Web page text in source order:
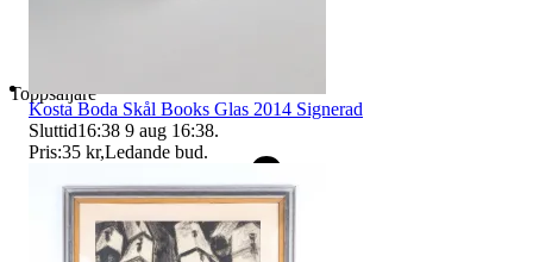
Toppsäljare
Kosta Boda Skål Books Glas 2014 Signerad
Sluttid16:38 9 aug 16:38.
Pris:35 kr,Ledande bud.